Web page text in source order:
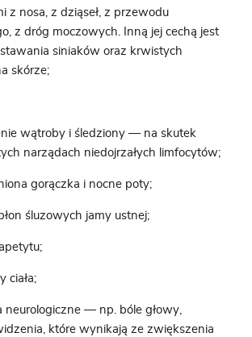
z nosa, z dziąseł, z przewodu
z dróg moczowych. Inną jej cechą jest
siniaków oraz krwistych
skórze;
wątroby i śledziony — na skutek
narządach niedojrzałych limfocytów;
gorączka i nocne poty;
śluzowych jamy ustnej;
ciała;
neurologiczne — np. bóle głowy,
które wynikają ze zwiększenia